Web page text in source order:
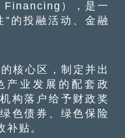
），是一
”的投融活动、金融
心区，制定并出
产业发展的配套政
构落户给予财政奖
色债券、绿色保险
贴。